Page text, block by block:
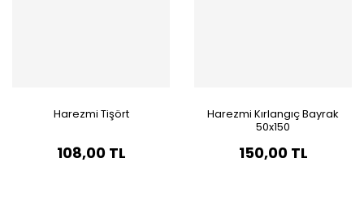
Harezmi Tişört
108,00 TL
Harezmi Kırlangıç Bayrak
50x150
150,00 TL